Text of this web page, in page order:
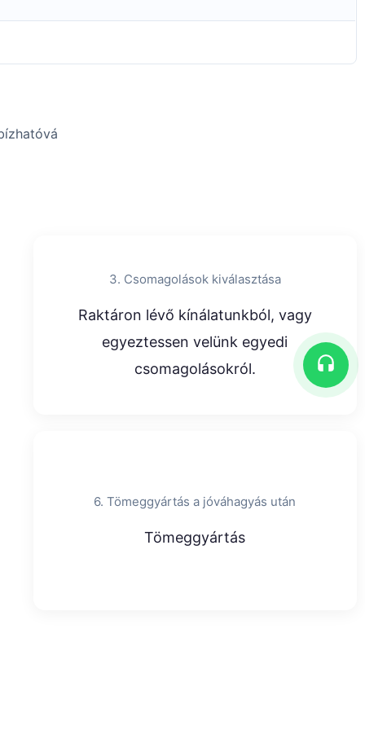
3. Csomagolások kiválasztása
Raktáron lévő kínálatunkból, vagy
egyeztessen velünk egyedi
csomagolásokról.
6. Tömeggyártás a jóváhagyás után
Tömeggyártás